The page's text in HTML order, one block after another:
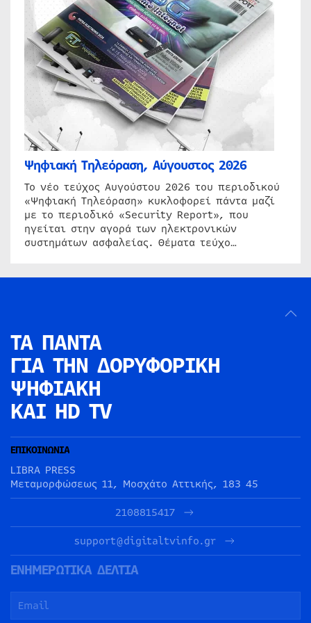
Ψηφιακή Τηλεόραση, Αύγουστος 2026
Το νέο τεύχος Αυγούστου 2026 του περιοδικού
«Ψηφιακή Τηλεόραση» κυκλοφορεί πάντα μαζί
με το περιοδικό «Security Report», που
ηγείται στην αγορά των ηλεκτρονικών
συστημάτων ασφαλείας. Θέματα τεύχο…
ΤΑ ΠΑΝΤΑ
ΓΙΑ ΤΗΝ ΔΟΡΥΦΟΡΙΚΗ
ΨΗΦΙΑΚΗ
ΚΑΙ HD TV
ΕΠΙΚΟΙΝΩΝΙΑ
LIBRA PRESS
Μεταμορφώσεως 11, Μοσχάτο Αττικής, 183 45
2108815417
support@digitaltvinfo.gr
ΕΝΗΜΕΡΩΤΙΚΑ ΔΕΛΤΙΑ